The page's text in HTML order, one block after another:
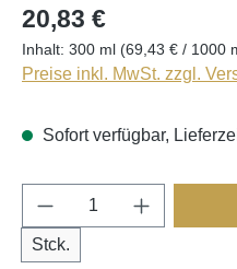
20,83 €
Inhalt: 300 ml (69,43 € / 1000
Preise inkl. MwSt. zzgl.
Sofort verfügbar,
Produkt Anzahl:
Stck.